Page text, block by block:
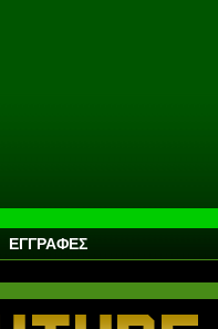
ΕΓΓΡΑΦΕΣ